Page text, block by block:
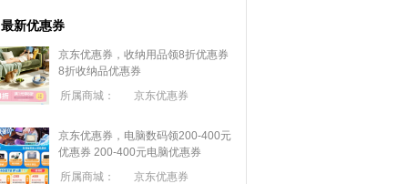
最新优惠券
京东优惠券，收纳用品领8折优惠券
8折收纳品优惠券
所属商城：
京东优惠券
京东优惠券，电脑数码领200-400元
优惠券 200-400元电脑优惠券
所属商城：
京东优惠券